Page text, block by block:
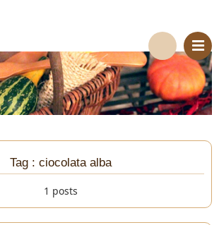
Tag : ciocolata alba
1 posts